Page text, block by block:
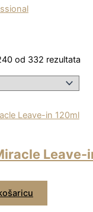
od 332 rezultata
Leave-